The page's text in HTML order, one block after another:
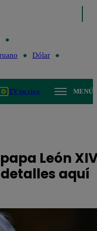
Dólar
TV en vivo MENÚ
León
aquí